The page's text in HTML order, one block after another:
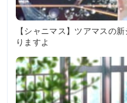
【シャニマス】ツアマスの
りますよ